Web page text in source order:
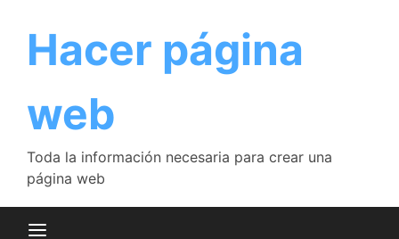
contenido
Hacer página
web
Toda la información necesaria para crear una
página web